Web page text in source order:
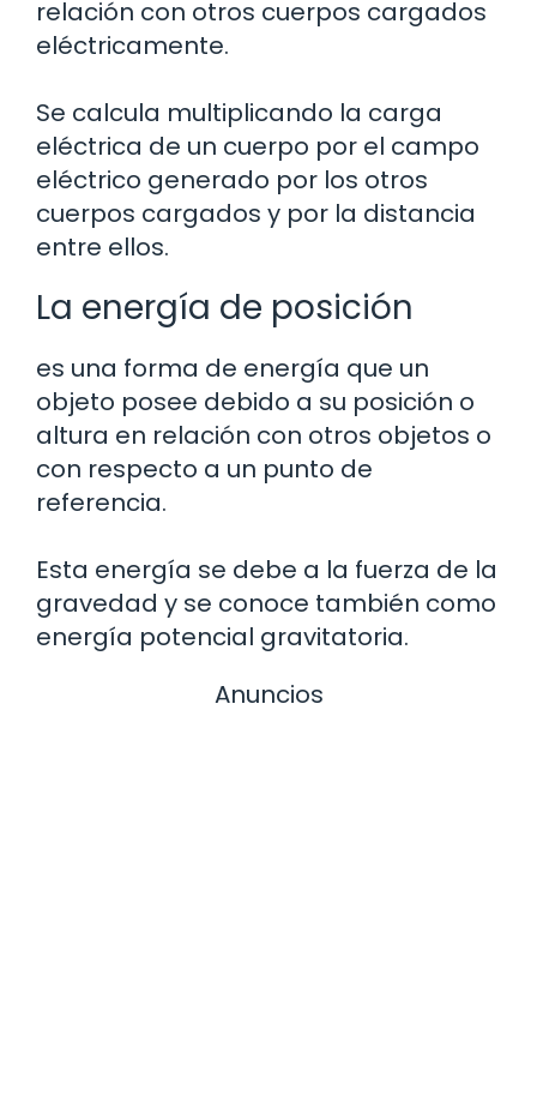
relación con otros cuerpos cargados
eléctricamente.
Se calcula multiplicando la carga
eléctrica de un cuerpo por el campo
eléctrico generado por los otros
cuerpos cargados y por la distancia
entre ellos.
La energía de posición
es una forma de energía que un
objeto posee debido a su posición o
altura en relación con otros objetos o
con respecto a un punto de
referencia.
Esta energía se debe a la fuerza de la
gravedad y se conoce también como
energía potencial gravitatoria.
Anuncios